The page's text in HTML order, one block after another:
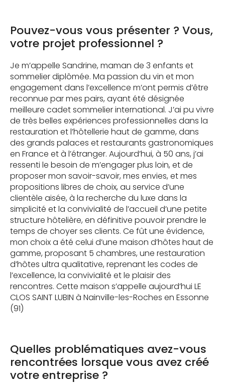
Pouvez-vous vous présenter ? Vous,
votre projet professionnel ?
Je m’appelle Sandrine, maman de 3 enfants et
sommelier diplômée. Ma passion du vin et mon
engagement dans l’excellence m’ont permis d’être
reconnue par mes pairs, ayant été désignée
meilleure cadet sommelier international. J’ai pu vivre
de très belles expériences professionnelles dans la
restauration et l’hôtellerie haut de gamme, dans
des grands palaces et restaurants gastronomiques
en France et à l’étranger. Aujourd’hui, à 50 ans, j’ai
ressenti le besoin de m’engager plus loin, et de
proposer mon savoir-savoir, mes envies, et mes
propositions libres de choix, au service d’une
clientèle aisée, à la recherche du luxe dans la
simplicité et la convivialité de l’accueil d’une petite
structure hôtelière, en définitive pouvoir prendre le
temps de choyer ses clients. Ce fût une évidence,
mon choix a été celui d’une maison d’hôtes haut de
gamme, proposant 5 chambres, une restauration
d’hôtes ultra qualitative, reprenant les codes de
l’excellence, la convivialité et le plaisir des
rencontres. Cette maison s’appelle aujourd’hui LE
CLOS SAINT LUBIN à Nainville-les-Roches en Essonne
(91)
Quelles problématiques avez-vous
rencontrées lorsque vous avez créé
votre entreprise ?